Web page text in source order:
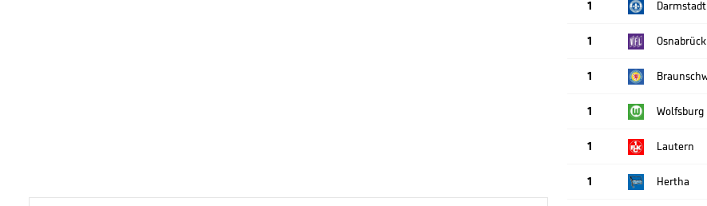
1 Darmstadt
1 Osnabrück
1
1 Wolfsburg
1 Lautern
1 Hertha